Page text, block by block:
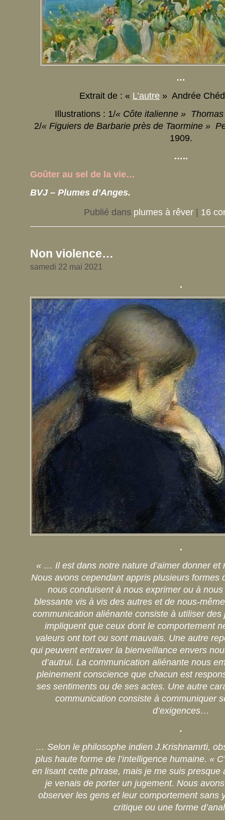
…
Extrait de : « L’autre » Andrée
Illustrations : 1/« Côte italienne »
2/« Figuiers de Barbarie près de Taormine »
1909.
…..
Goûter au sel de la vie…
BVJ – Plumes d’Anges.
Publié dans plumes à rêver 16
Non violence…
samedi 22 mai 2021
.
.
« … Il est dans notre nature d’aimer donner
Nous avons cependant appris plusieurs formes
nous conduisent à nous exprimer ou à
blessante vis à vis des autres et de nous-
communication aliénante consiste à utiliser
impliquent que ceux dont le comportement
valeurs ont tort ou sont mauvais. Une autre
qui peuvent entraver la bienveillance envers
d’autrui. La communication aliénante nous
pleinement conscience que chacun est
ses sentiments ou de ses actes. Une autre
communication consiste à communiquer
d’exigences…
.
… Selon le philosophe indien J.Krishnamrti,
plus haute forme de l’intelligence humaine. «
en lisant cette phrase, mais je me suis presque
je venais de porter un jugement. Nous
observer les gens et leur comportement sans
critique ou une forme